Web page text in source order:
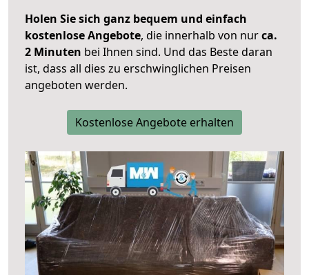
Holen Sie sich ganz bequem und einfach
kostenlose Angebote, die innerhalb von nurca.
2 Minuten bei Ihnen sind. Und das Beste daran
ist, dass all dies zu erschwinglichen Preisen
angeboten werden.
Kostenlose Angebote erhalten